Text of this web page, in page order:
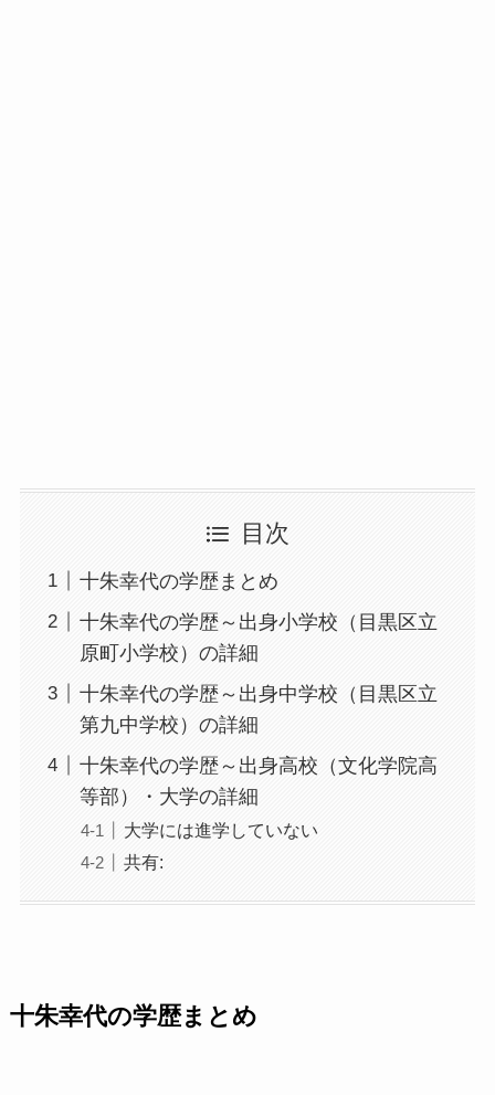
目次
十朱幸代の学歴まとめ
十朱幸代の学歴～出身小学校（目黒区立
原町小学校）の詳細
十朱幸代の学歴～出身中学校（目黒区立
第九中学校）の詳細
十朱幸代の学歴～出身高校（文化学院高
等部）・大学の詳細
大学には進学していない
共有:
十朱幸代の学歴まとめ